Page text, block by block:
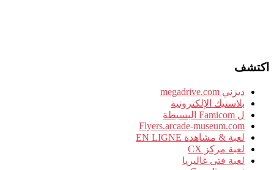
اكتشف
ديزني megadrive.com
بلاستيك الإلكترونية
ل Famicom البسيطة
Flyers.arcade-museum.com
لعبة & مشاهدة EN LIGNE
لعبة مركز CX
لعبة فتى غاليريا